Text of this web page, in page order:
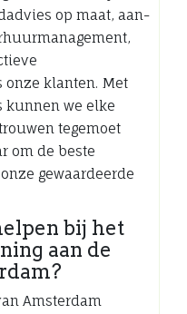
op maat, aan-
klanten. Met
kunnen we elke
tegemoet
om de beste
gewaardeerde
bij het
aan de
Amsterdam